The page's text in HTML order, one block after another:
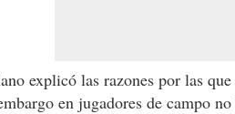
explicó las razones por las
en jugadores de campo